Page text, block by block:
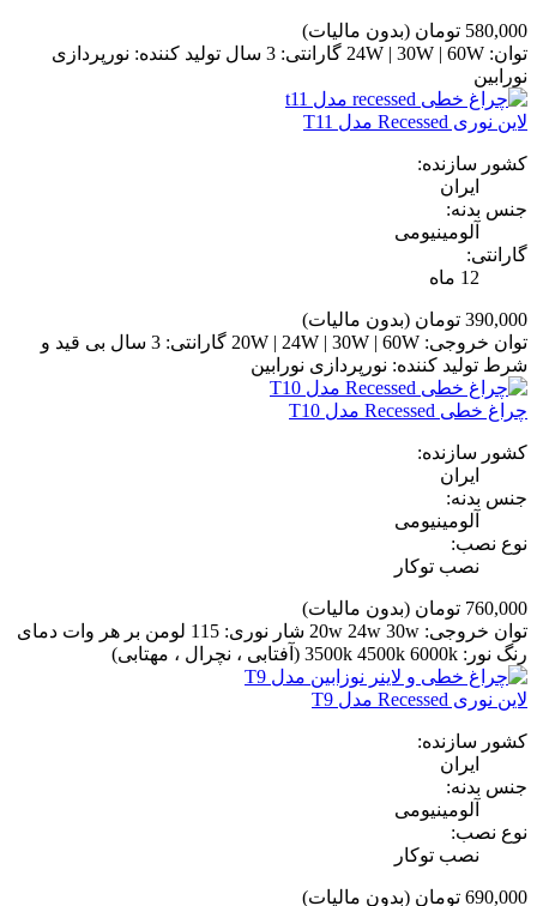
580,000 تومان
(بدون مالیات)
توان: 24W | 30W | 60W گارانتی: 3 سال تولید کننده: نورپردازی
نورابین
لاین نوری Recessed مدل T11
کشور سازنده:
ایران
جنس بدنه:
آلومینیومی
گارانتی:
12 ماه
390,000 تومان
(بدون مالیات)
توان خروجی: 20W | 24W | 30W | 60W گارانتی: 3 سال بی قید و
شرط تولید کننده: نورپردازی نورابین
چراغ خطی Recessed مدل T10
کشور سازنده:
ایران
جنس بدنه:
آلومینیومی
نوع نصب:
نصب توکار
760,000 تومان
(بدون مالیات)
توان خروجی: 20w 24w 30w شار نوری: 115 لومن بر هر وات دمای
رنگ نور: 3500k 4500k 6000k (آفتابی ، نچرال ، مهتابی)
لاین نوری Recessed مدل T9
کشور سازنده:
ایران
جنس بدنه:
آلومینیومی
نوع نصب:
نصب توکار
690,000 تومان
(بدون مالیات)